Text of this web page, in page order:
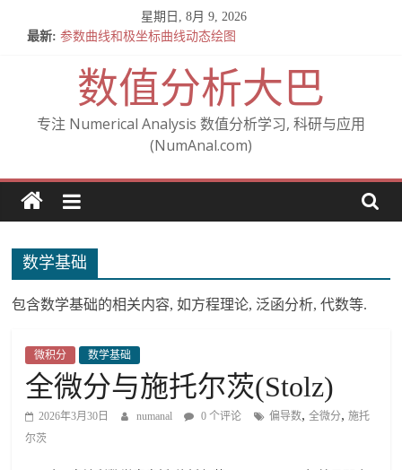
星期日, 8月 9, 2026
最新: 参数曲线和极坐标曲线动态绘图
关于混合偏导数相等的定理 — Clairaut 定理 (施瓦茨定理)
From Cartesian to polar (从笛卡尔坐标到极坐标)
A note on Gudi’s analysis of the IPDG method
数值分析大巴
专注 Numerical Analysis 数值分析学习, 科研与应用
(NumAnal.com)
数学基础
包含数学基础的相关内容, 如方程理论, 泛函分析, 代数等.
微积分 数学基础
全微分与施托尔茨(Stolz)
2026年3月30日 numanal 0 个评论 偏导数,全微分,施托
尔茨